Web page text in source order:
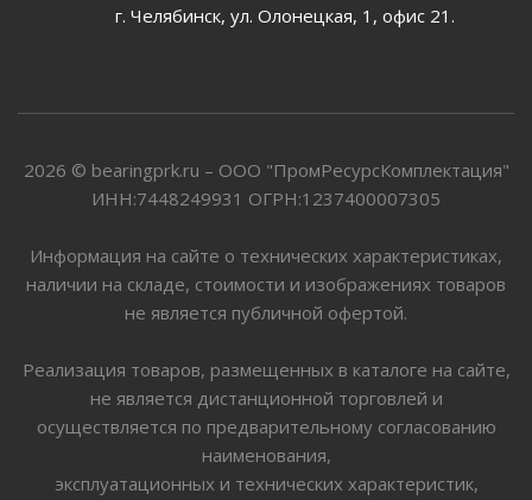
г. Челябинск, ул. Олонецкая, 1, офис 21.
2026 © bearingprk.ru – ООО "ПромРесурсКомплектация"
ИНН:7448249931 ОГРН:1237400007305
Информация на сайте о технических характеристиках,
наличии на складе, стоимости и изображениях товаров
не является публичной офертой.
Реализация товаров, размещенных в каталоге на сайте,
не является дистанционной торговлей и
осуществляется по предварительному согласованию
наименования,
эксплуатационных и технических характеристик,